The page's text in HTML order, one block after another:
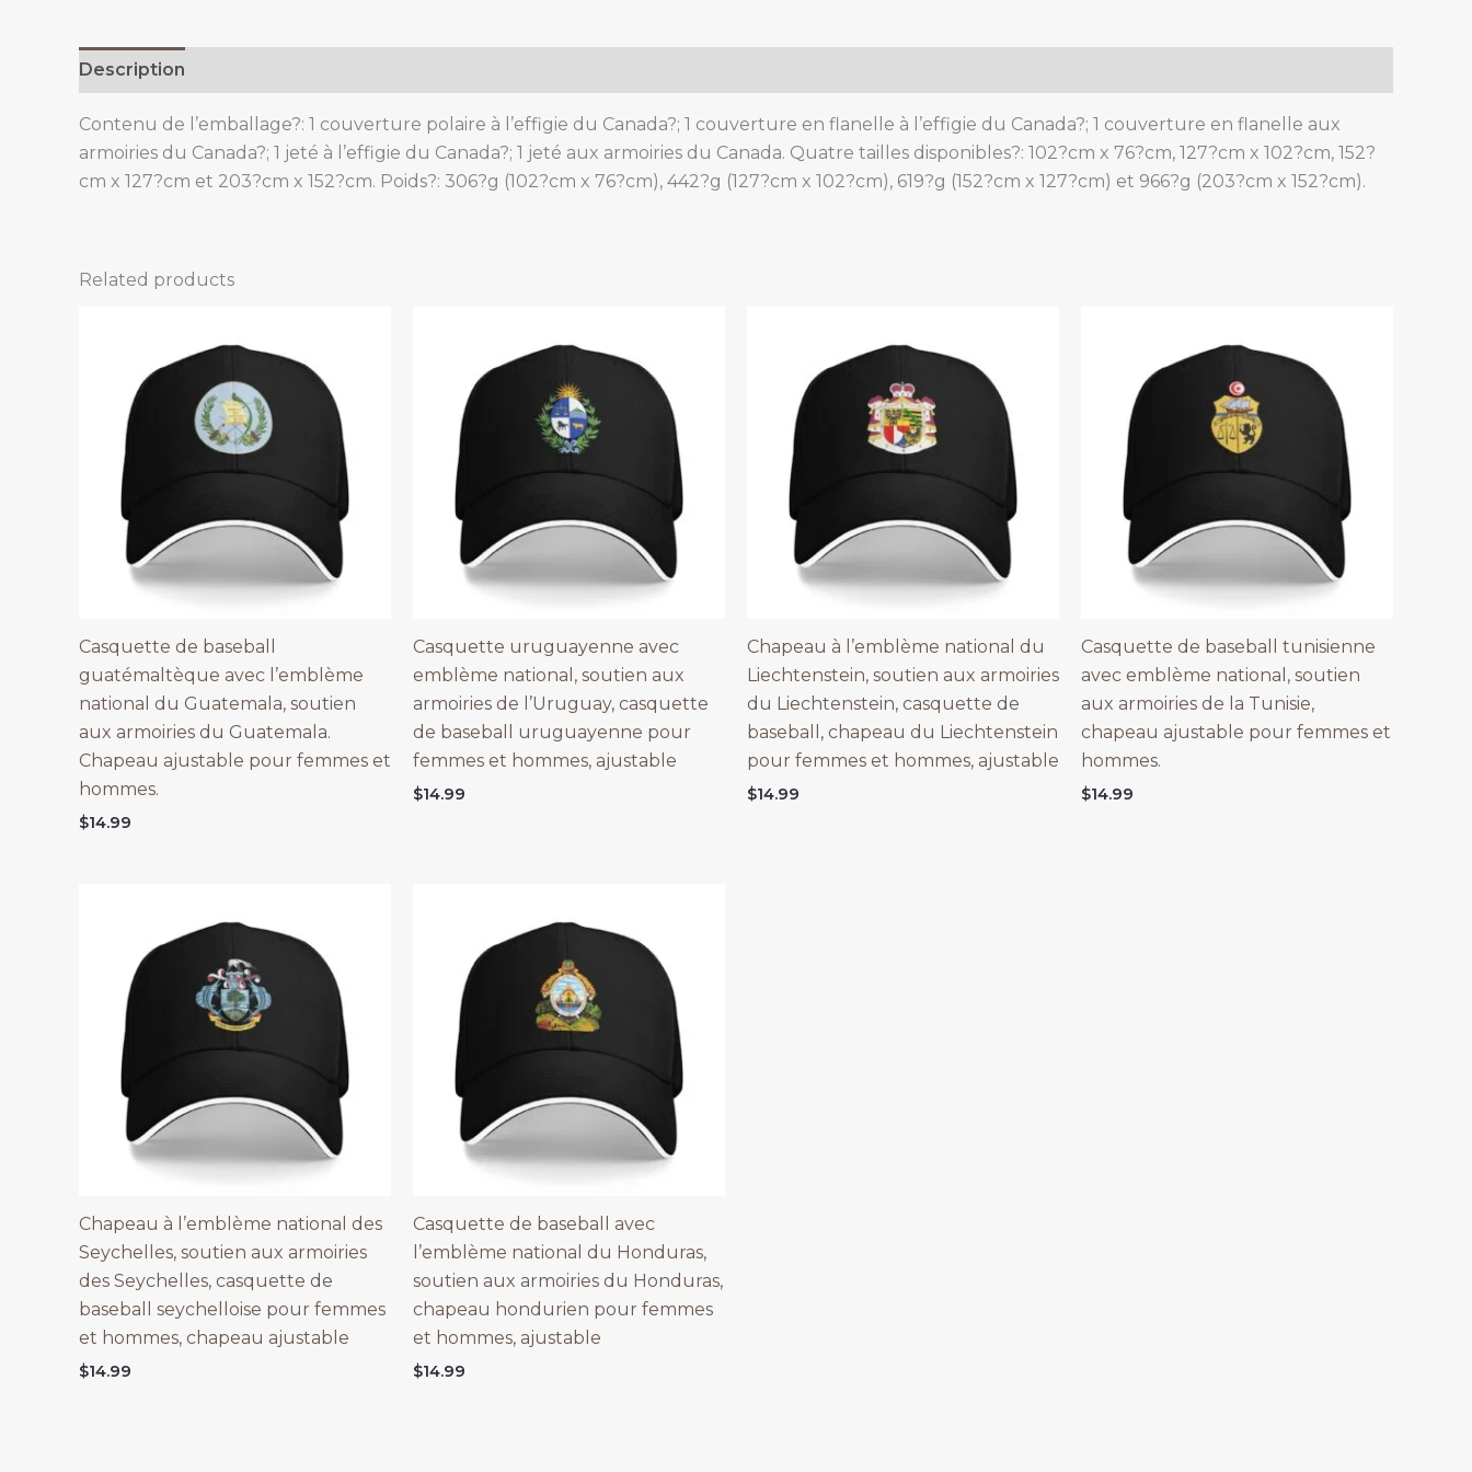
Description
Contenu de l’emballage?: 1 couverture polaire à l’effigie du Canada?; 1 couverture en flanelle à l’effigie du Canada?; 1 couverture en flanelle aux
armoiries du Canada?; 1 jeté à l’effigie du Canada?; 1 jeté aux armoiries du Canada. Quatre tailles disponibles?: 102?cm x 76?cm, 127?cm x 102?cm, 152?
cm x 127?cm et 203?cm x 152?cm. Poids?: 306?g (102?cm x 76?cm), 442?g (127?cm x 102?cm), 619?g (152?cm x 127?cm) et 966?g (203?cm x 152?cm).
Related products
Casquette de baseball
guatémaltèque avec l’emblème
national du Guatemala, soutien
aux armoiries du Guatemala.
Chapeau ajustable pour femmes et
hommes.
$14.99
Casquette uruguayenne avec
emblème national, soutien aux
armoiries de l’Uruguay, casquette
de baseball uruguayenne pour
femmes et hommes, ajustable
$14.99
Chapeau à l’emblème national du
Liechtenstein, soutien aux armoiries
du Liechtenstein, casquette de
baseball, chapeau du Liechtenstein
pour femmes et hommes, ajustable
$14.99
Casquette de baseball tunisienne
avec emblème national, soutien
aux armoiries de la Tunisie,
chapeau ajustable pour femmes et
hommes.
$14.99
Chapeau à l’emblème national des
Seychelles, soutien aux armoiries
des Seychelles, casquette de
baseball seychelloise pour femmes
et hommes, chapeau ajustable
$14.99
Casquette de baseball avec
l’emblème national du Honduras,
soutien aux armoiries du Honduras,
chapeau hondurien pour femmes
et hommes, ajustable
$14.99